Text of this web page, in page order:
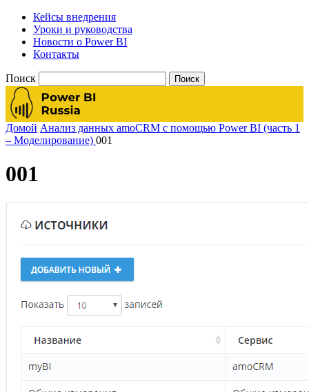
Кейсы внедрения
Уроки и руководства
Новости о Power BI
Контакты
Поиск
Домой Анализ данных amoCRM с помощью Power BI (часть 1
– Моделирование) 001
001